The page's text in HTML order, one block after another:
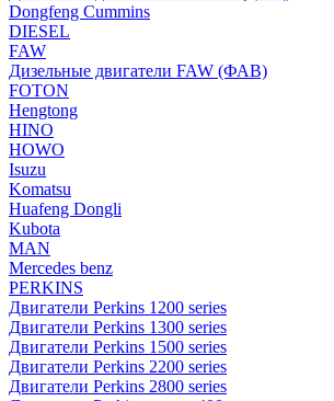
Dongfeng Cummins
DIESEL
FAW
Дизельные двигатели FAW (ФАВ)
FOTON
Hengtong
HINO
HOWO
Isuzu
Komatsu
Huafeng Dongli
Kubota
MAN
Mercedes benz
PERKINS
Двигатели Perkins 1200 series
Двигатели Perkins 1300 series
Двигатели Perkins 1500 series
Двигатели Perkins 2200 series
Двигатели Perkins 2800 series